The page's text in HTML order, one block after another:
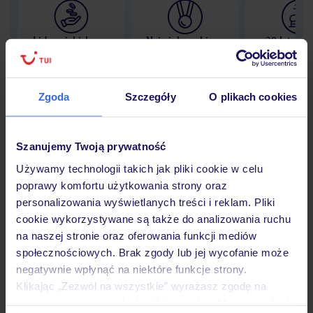
Zgoda Szczegóły O plikach cookies
Szanujemy Twoją prywatność
Używamy technologii takich jak pliki cookie w celu
poprawy komfortu użytkowania strony oraz
personalizowania wyświetlanych treści i reklam. Pliki
cookie wykorzystywane są także do analizowania ruchu
na naszej stronie oraz oferowania funkcji mediów
społecznościowych. Brak zgody lub jej wycofanie może
negatywnie wpłynąć na niektóre funkcje strony.
Klikając „Zezwól na wszystkie” wyrażasz zgodę na
Lider niskich cen
Największe biuro
30 lat w
Hotel
Opinie
Pokoje